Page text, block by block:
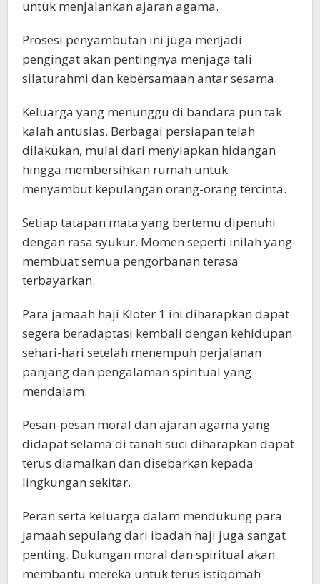
untuk menjalankan ajaran agama.
Prosesi penyambutan ini juga menjadi
pengingat akan pentingnya menjaga tali
silaturahmi dan kebersamaan antar sesama.
Keluarga yang menunggu di bandara pun tak
kalah antusias. Berbagai persiapan telah
dilakukan, mulai dari menyiapkan hidangan
hingga membersihkan rumah untuk
menyambut kepulangan orang-orang tercinta.
Setiap tatapan mata yang bertemu dipenuhi
dengan rasa syukur. Momen seperti inilah yang
membuat semua pengorbanan terasa
terbayarkan.
Para jamaah haji Kloter 1 ini diharapkan dapat
segera beradaptasi kembali dengan kehidupan
sehari-hari setelah menempuh perjalanan
panjang dan pengalaman spiritual yang
mendalam.
Pesan-pesan moral dan ajaran agama yang
didapat selama di tanah suci diharapkan dapat
terus diamalkan dan disebarkan kepada
lingkungan sekitar.
Peran serta keluarga dalam mendukung para
jamaah sepulang dari ibadah haji juga sangat
penting. Dukungan moral dan spiritual akan
membantu mereka untuk terus istiqomah